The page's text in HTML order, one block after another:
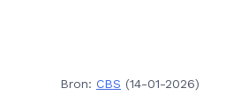
Bron: CBS (14-01-2026)